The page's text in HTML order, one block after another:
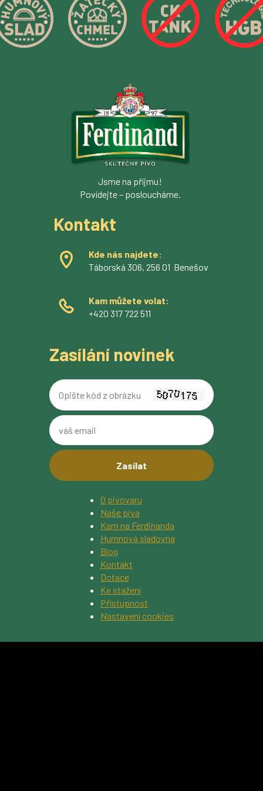
O pivovaru
Naše piva
Kam na Ferdinanda
Humnová sladovna
Blog
Kontakt
Dotace
Ke stažení
Přístupnost
Nastavení cookies
Jsme na příjmu!
Povídejte – posloucháme.
Kontakt
Kde nás najdete:
Táborská 306, 256 01 Benešov
Kam můžete volat:
+420 317 722 511
Zasílání novinek
Opište
kód
váš
email